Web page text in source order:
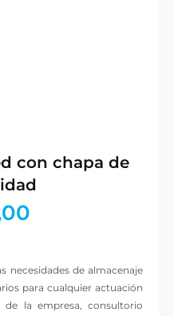
con chapa de
necesidades de almacenaje
para cualquier actuación
la empresa, consultorio